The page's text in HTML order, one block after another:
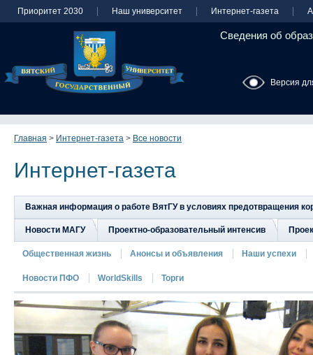
Приоритет 2030 Наш университет Интернет-газета
Сведения об
Версия
Главная > Интернет-газета > Все новости
Интернет-газета
Важная информация о работе ВятГУ в условиях предотвращения
Новости МАГУ Проектно-образовательный интенсив
Общественная жизнь Анонсы и объявления Наши успехи
Новости ПФО WorldSkills Торги